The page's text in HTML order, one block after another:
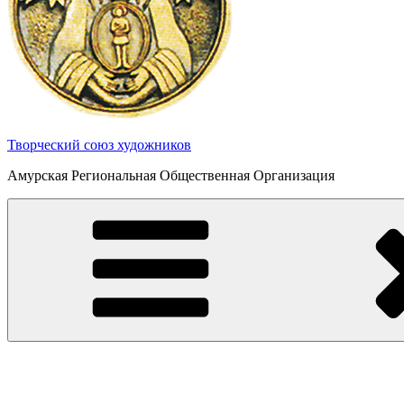
Творческий союз художников
Амурская Региональная Общественная Организация